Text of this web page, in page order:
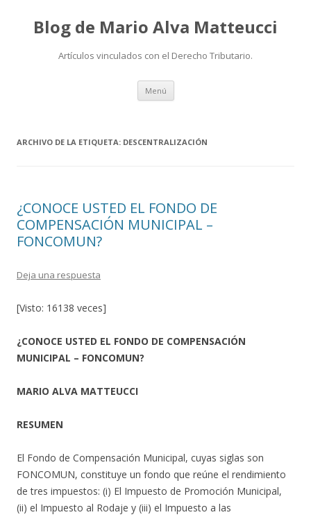
Blog de Mario Alva Matteucci
Artículos vinculados con el Derecho Tributario.
Menú Ir
contenido
ARCHIVO DE LA ETIQUETA: DESCENTRALIZACIÓN
¿CONOCE USTED EL FONDO DE
COMPENSACIÓN MUNICIPAL –
FONCOMUN?
Deja una respuesta
[Visto: 16138 veces]
¿CONOCE USTED EL FONDO DE COMPENSACIÓN
MUNICIPAL – FONCOMUN?
MARIO ALVA MATTEUCCI
RESUMEN
El Fondo de Compensación Municipal, cuyas siglas son
FONCOMUN, constituye un fondo que reúne el rendimiento
de tres impuestos: (i) El Impuesto de Promoción Municipal,
(ii) el Impuesto al Rodaje y (iii) el Impuesto a las